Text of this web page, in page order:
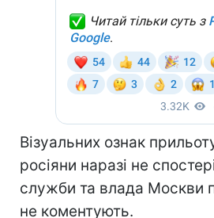
Візуальних ознак
росіяни наразі не
служби та влада Москви
не коментують.